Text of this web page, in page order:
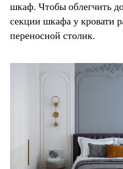
шкаф. Чтобы облегчить
секции шкафа у кровати
переносной столик.